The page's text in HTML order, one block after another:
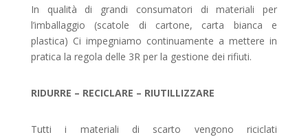
In qualità di grandi consumatori di materiali per
l’imballaggio (scatole di cartone, carta bianca e
plastica) Ci impegniamo continuamente a mettere in
pratica la regola delle 3R per la gestione dei rifiuti.
RIDURRE – RECICLARE – RIUTILLIZZARE
Tutti i materiali di scarto vengono riciclati